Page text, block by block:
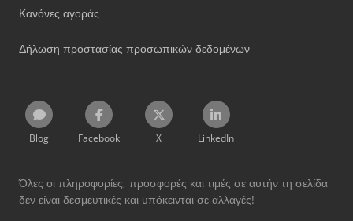
Κανόνες αγοράς
Δήλωση προστασίας προσωπικών δεδομένων
Blog Facebook X LinkedIn
Όλες οι πληροφορίες, προσφορές και τιμές σε αυτήν τη σελίδα
δεν είναι δεσμευτικές και υπόκεινται σε αλλαγές!